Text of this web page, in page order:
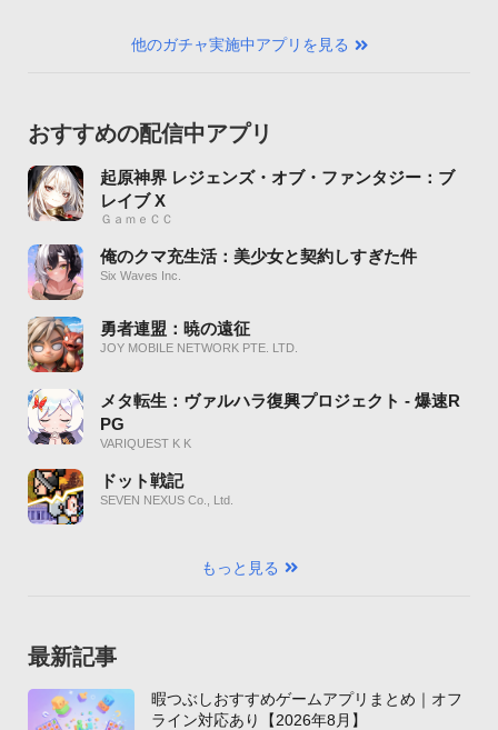
他のガチャ実施中アプリを見る
おすすめの配信中アプリ
起原神界 レジェンズ・オブ・ファンタジー：ブ
レイブ X
ＧａｍｅＣＣ
俺のクマ充生活：美少女と契約しすぎた件
Six Waves Inc.
勇者連盟：暁の遠征
JOY MOBILE NETWORK PTE. LTD.
メタ転生：ヴァルハラ復興プロジェクト - 爆速R
PG
VARIQUEST K K
ドット戦記
SEVEN NEXUS Co., Ltd.
もっと見る
最新記事
暇つぶしおすすめゲームアプリまとめ｜オフ
ライン対応あり【2026年8月】